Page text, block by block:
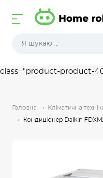
class="product-product-
Головна Кліматична
Кондиціонер Daikin